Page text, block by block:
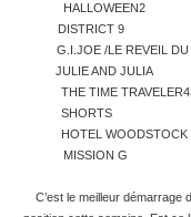
G.I.JOE /LE
JULIE
THE TIME
HOTEL
C’est le meilleur démarrage